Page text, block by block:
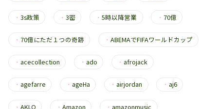
・ 3s政策 ・3密 ・5時以降営業 ・ 70億
・ 70億にただ１つの奇跡 ・ABEMAでFIFAワールドカップ
・ acecollection ・ ado ・ afrojack
・ agefarre ・ ageHa ・ airjordan ・ aj6
・ AKLO ・Amazon ・ amazonmusic